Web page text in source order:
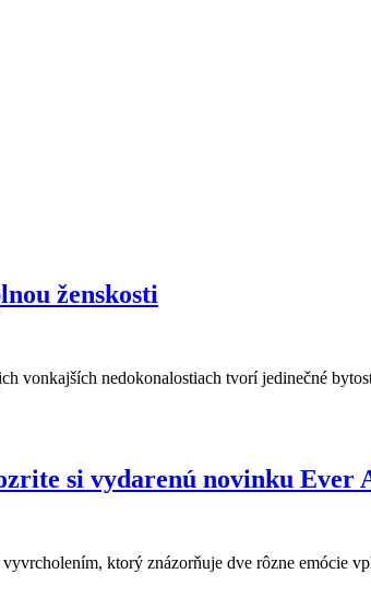
ženskosti
vonkajších nedokonalostiach tvorí jedinečné
si vydarenú novinku Ever
ktorý znázorňuje dve rôzne emócie